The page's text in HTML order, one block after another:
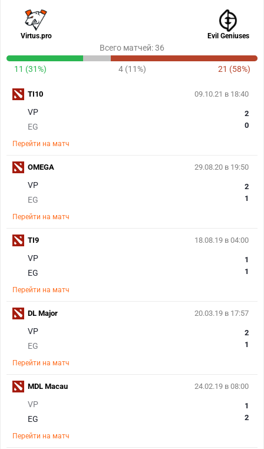
Virtus.pro Evil Geniuses
Всего матчей: 36
11 (31%) 4 (11%) 21 (58%)
09.10.21 в 18:40
VP
EG
2
0
Перейти на матч
TI10
29.08.20 в 19:50
VP
EG
2
1
Перейти на матч
OMEGA
18.08.19 в 04:00
VP
EG
1
1
Перейти на матч
TI9
20.03.19 в 17:57
VP
EG
2
1
Перейти на матч
DL Major
24.02.19 в 08:00
VP
EG
1
2
Перейти на матч
MDL Macau